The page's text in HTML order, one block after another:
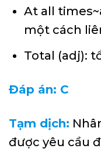
At all
một cách
Total (adj):
Đáp án: C
Tạm dịch:
được yêu cầu